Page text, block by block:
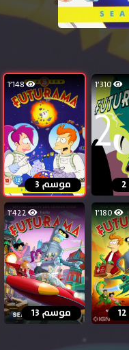
1٬310 1٬148
موسم 3
1٬180 1٬422
موسم 13